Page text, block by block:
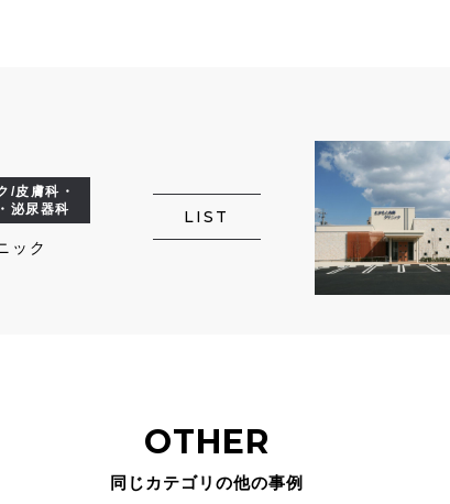
/皮膚科・
泌尿器科
ック
LIST
OTHER
同じカテゴリの他の事例